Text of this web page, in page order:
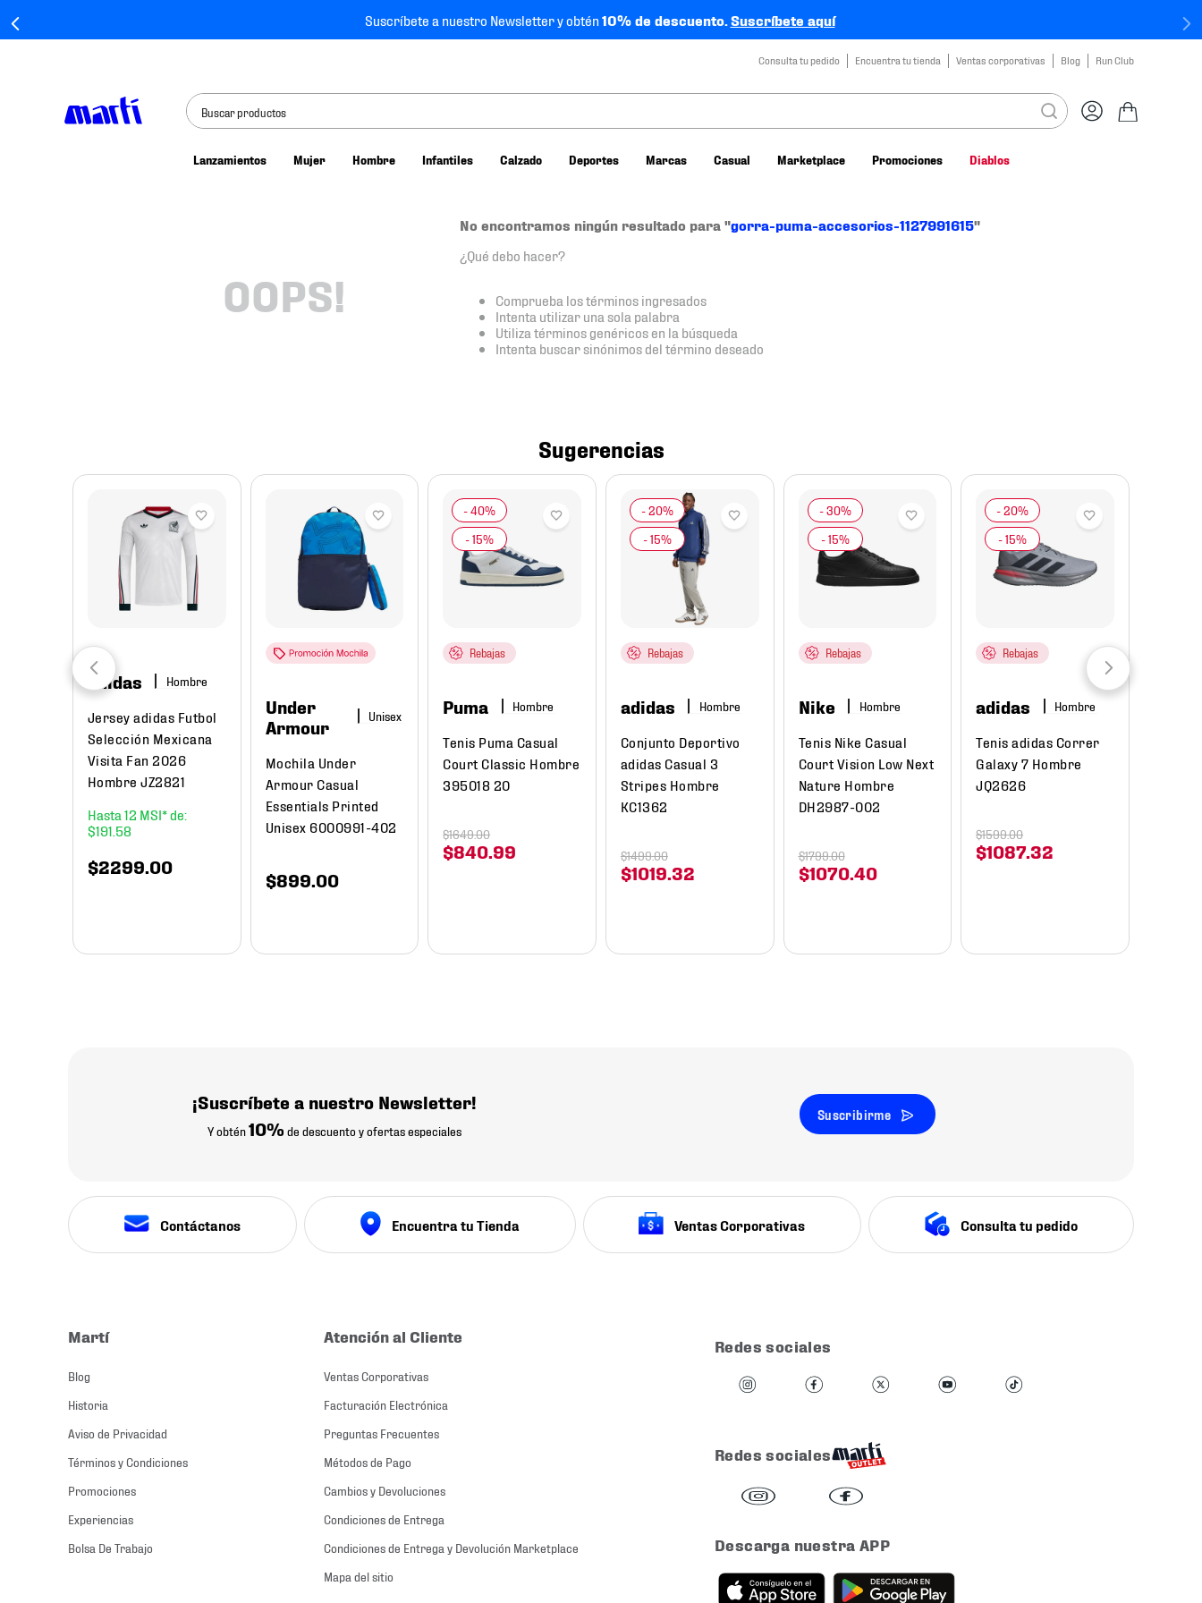
Suscríbete a nuestro Newsletter y obtén10% de descuento.Suscríbete aquí
Consulta tu pedido Encuentra tu tienda Ventas corporativas Blog Run Club
Buscar productos
Lanzamientos Mujer Hombre Infantiles Calzado Deportes Marcas Casual Marketplace Promociones Diablos
OOPS!
No encontramos ningún resultado para "gorra-puma-accesorios-1127991615"
¿Qué debo hacer?
Comprueba los términos ingresados
Intenta utilizar una sola palabra
Utiliza términos genéricos en la búsqueda
Intenta buscar sinónimos del término deseado
Sugerencias
adidas Hombre
Jersey adidas Futbol
Selección Mexicana
Visita Fan 2026
Hombre JZ2821
12
$191 58
$2299 00
Under
Armour
Mochila Under
Armour Casual
Essentials Printed
Unisex 6000991-402
$899 00
Rebajas
Puma Hombre
Tenis Puma Casual
Court Classic Hombre
395018 20
$840 99
$1649.00
Rebajas
adidas Hombre
Conjunto Deportivo
adidas Casual 3
Stripes Hombre
KC1362
$1019 32
$1499.00
Rebajas
Nike Hombre
Tenis Nike Casual
Court Vision Low Next
Nature Hombre
DH2987-002
$1070. 40
$1799.00
Rebajas
adidas Hombre
Tenis adidas Correr
Galaxy 7 Hombre
JQ2626
$1087 32
$1599.00
¡Suscríbete a nuestro Newsletter!
Y obtén10% de descuento y ofertas especiales
Suscribirme
Contáctanos Encuentra tu Tienda Ventas Corporativas Consulta tu pedido
Martí
Blog
Historia
Aviso de Privacidad
Términos y Condiciones
Promociones
Experiencias
Bolsa De Trabajo
Atención al Cliente
Ventas Corporativas
Facturación Electrónica
Preguntas Frecuentes
Métodos de Pago
Cambios y Devoluciones
Condiciones de Entrega
Condiciones de Entrega y Devolución Marketplace
Mapa del sitio
Redes sociales
Redes sociales
Descarga nuestra APP
tenis nike